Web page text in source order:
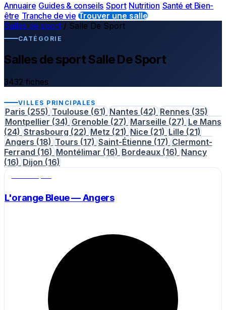
Annuaire Guides & conseils Sport Nutrition Santé et Bien-
être Tranche de vie Trouver une salle
Salles de sport / Salle De Sport
CATÉGORIE
Salles de sport Salle De Sport
3432 fiches
VILLES PRINCIPALES
Paris (255) Toulouse (61) Nantes (42) Rennes (35)
Montpellier (34) Grenoble (27) Marseille (27) Le Mans
(24) Strasbourg (22) Metz (21) Nice (21) Lille (21)
Angers (18) Tours (17) Saint-Étienne (17) Clermont-
Ferrand (16) Montélimar (16) Bordeaux (16) Nancy
(16) Dijon (16)
L'orange Bleue — Angers